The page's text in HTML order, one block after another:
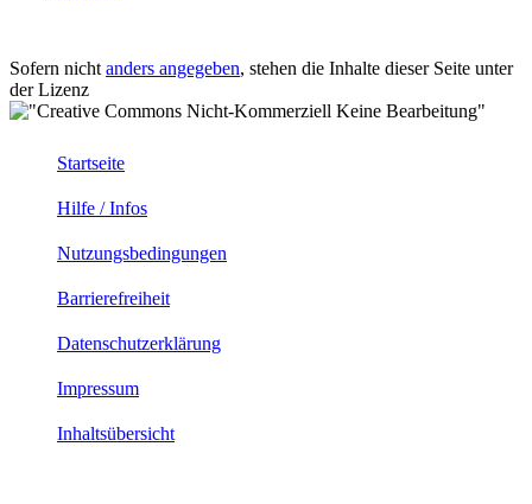
Sofern nichtanders angegeben, stehen die Inhalte dieser Seite unter
der Lizenz
Startseite
Hilfe / Infos
Nutzungsbedingungen
Barrierefreiheit
Datenschutzerklärung
Impressum
Inhaltsübersicht